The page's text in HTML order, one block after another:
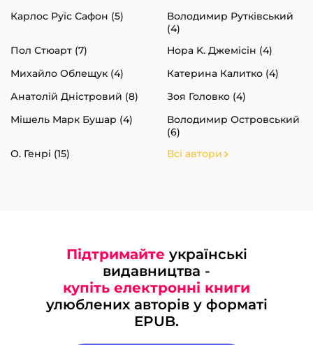
Карлос Руїс Сафон (5)
Володимир Рутківський
(4)
Пол Стюарт (7)
Нора K. Джемісін (4)
Михайло Облещук (4)
Катерина Калитко (4)
Анатолій Дністровий (8)
Зоя Головко (4)
Мішель Марк Бушар (4)
Володимир Островський
(6)
О. Генрі (15)
Всі автори
Підтримайте українські
видавництва -
купіть електронні книги
улюблених авторів у форматі
EPUB.